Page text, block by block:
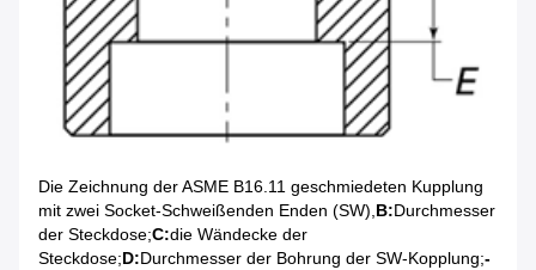
Die Zeichnung der ASME B16.11 geschmiedeten Kupplung
mit zwei Socket-Schweißenden Enden (SW),B:Durchmesser
der Steckdose;C:die Wändecke der
Steckdose;D:Durchmesser der Bohrung der SW-Kopplung;-